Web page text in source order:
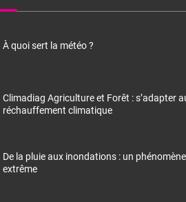
À quoi sert la météo ?
Climadiag Agriculture et Forêt : s’adapter
réchauffement climatique
De la pluie aux inondations : un
extrême